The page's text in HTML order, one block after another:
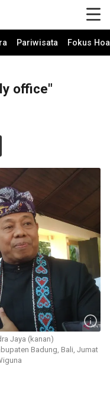
Pariwisata Fokus
office"
Jaya (kanan)
Badung, Bali, Jumat